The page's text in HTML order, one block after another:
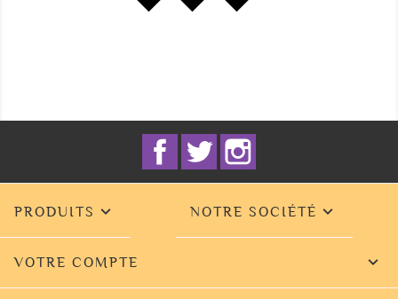
FacebookTwitter
PRODUITS  NOTRE SOCIÉTÉ 
VOTRE COMPTE 